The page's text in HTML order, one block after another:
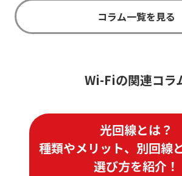
コラム一覧を見る
Wi-Fiの関連コラ
光回線とは？
種類やメリット、別回線
選び方を紹介！